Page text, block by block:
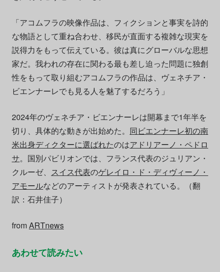
「アコムフラの映像作品は、フィクションと事実を詩的
な物語として重ね合わせ、移民が直面する複雑な現実を
説得力をもって伝えている。彼は真にグローバルな思想
家だ。我われの存在に関わる最も差し迫った問題に独創
性をもって取り組むアコムフラの作品は、ヴェネチア・
ビエンナーレでも見る人を魅了するだろう」
2024年のヴェネチア・ビエンナーレは開幕まで1年半を
切り、具体的な動きが出始めた。 同ビエンナーレ初の南
米出身ディクターに選ばれたのはアドリアーノ・ペドロ
サ。国別パビリオンでは、フランス代表のジュリアン・
クルーゼ、 スイス代表のゲレイロ・ド・ディヴィーノ・
アモールなどのアーティストが発表されている。（翻
訳：石井佳子）
fromARTnews
あわせて読みたい